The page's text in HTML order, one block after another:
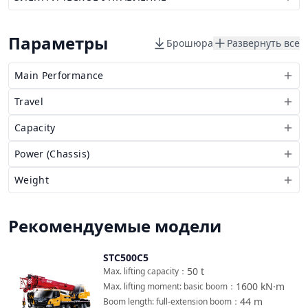
Параметры Брошюра Развернуть все
Main Performance
Travel
Capacity
Power (Chassis)
Weight
Рекомендуемые модели
STC500C5
50 t
Max. lifting capacity ：
1600 kN·m
Max. lifting moment: basic boom ：
44 m
Boom length: full-extension boom ：